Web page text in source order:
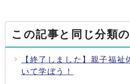
この記事と同じ分類
【終了しました】親子福
いて学ぼう！